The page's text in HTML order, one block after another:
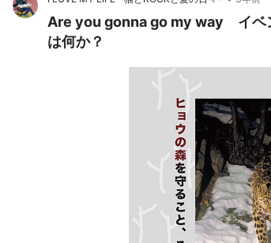
Are you gonna go my way イ
は何か？